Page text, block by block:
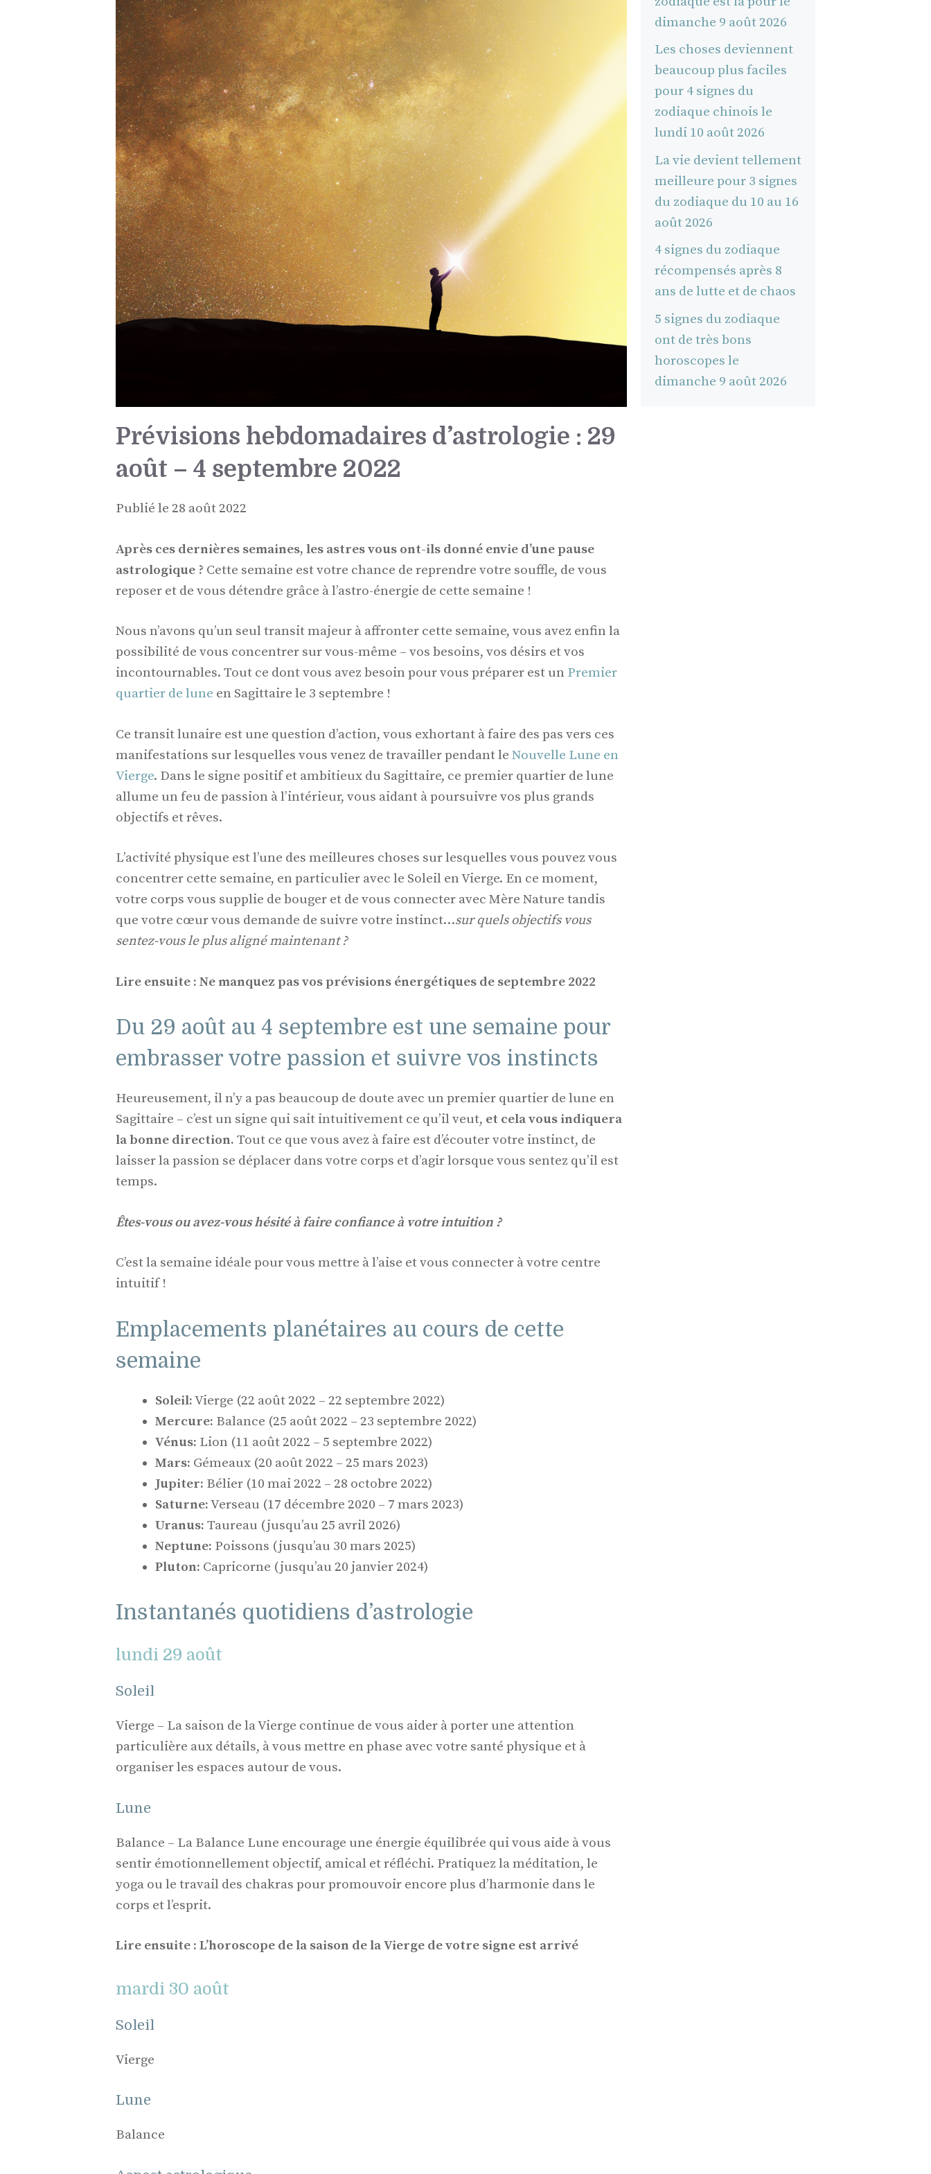
Prévisions hebdomadaires d’astrologie : 29
août – 4 septembre 2022
Publié le 28 août 2022
Après ces dernières semaines, les astres vous ont-ils donné envie d’une pause
astrologique ? Cette semaine est votre chance de reprendre votre souffle, de vous
reposer et de vous détendre grâce à l’astro-énergie de cette semaine !
Nous n’avons qu’un seul transit majeur à affronter cette semaine, vous avez enfin la
possibilité de vous concentrer sur vous-même – vos besoins, vos désirs et vos
incontournables. Tout ce dont vous avez besoin pour vous préparer est un Premier
quartier de lune en Sagittaire le 3 septembre !
Ce transit lunaire est une question d’action, vous exhortant à faire des pas vers ces
manifestations sur lesquelles vous venez de travailler pendant le Nouvelle Lune en
Vierge. Dans le signe positif et ambitieux du Sagittaire, ce premier quartier de lune
allume un feu de passion à l’intérieur, vous aidant à poursuivre vos plus grands
objectifs et rêves.
L’activité physique est l’une des meilleures choses sur lesquelles vous pouvez vous
concentrer cette semaine, en particulier avec le Soleil en Vierge. En ce moment,
votre corps vous supplie de bouger et de vous connecter avec Mère Nature tandis
que votre cœur vous demande de suivre votre instinct…sur quels objectifs vous
sentez-vous le plus aligné maintenant ?
Lire ensuite : Ne manquez pas vos prévisions énergétiques de septembre 2022
Du 29 août au 4 septembre est une semaine pour
embrasser votre passion et suivre vos instincts
Heureusement, il n’y a pas beaucoup de doute avec un premier quartier de lune en
Sagittaire – c’est un signe qui sait intuitivement ce qu’il veut, et cela vous indiquera
la bonne direction. Tout ce que vous avez à faire est d’écouter votre instinct, de
laisser la passion se déplacer dans votre corps et d’agir lorsque vous sentez qu’il est
temps.
Êtes-vous ou avez-vous hésité à faire confiance à votre intuition ?
C’est la semaine idéale pour vous mettre à l’aise et vous connecter à votre centre
intuitif !
Emplacements planétaires au cours de cette
semaine
Soleil:Vierge (22 août 2022 – 22 septembre 2022)
Mercure: Balance (25 août 2022 – 23 septembre 2022)
Vénus: Lion (11 août 2022 – 5 septembre 2022)
Mars: Gémeaux (20 août 2022 – 25 mars 2023)
Jupiter: Bélier (10 mai 2022 – 28 octobre 2022)
Saturne:Verseau (17 décembre 2020 – 7 mars 2023)
Uranus: Taureau (jusqu’au 25 avril 2026)
Neptune: Poissons (jusqu’au 30 mars 2025)
Pluton: Capricorne (jusqu’au 20 janvier 2024)
Instantanés quotidiens d’astrologie
lundi 29 août
Soleil
Vierge – La saison de la Vierge continue de vous aider à porter une attention
particulière aux détails, à vous mettre en phase avec votre santé physique et à
organiser les espaces autour de vous.
Lune
Balance – La Balance Lune encourage une énergie équilibrée qui vous aide à vous
sentir émotionnellement objectif, amical et réfléchi. Pratiquez la méditation, le
yoga ou le travail des chakras pour promouvoir encore plus d’harmonie dans le
corps et l’esprit.
Lire ensuite : L’horoscope de la saison de la Vierge de votre signe est arrivé
mardi 30 août
Soleil
Vierge
Lune
Balance
dimanche 9 août 2026
Les choses deviennent
beaucoup plus faciles
pour 4 signes du
zodiaque chinois le
lundi 10 août 2026
La vie devient tellement
meilleure pour 3 signes
du zodiaque du 10 au 16
août 2026
4 signes du zodiaque
récompensés après 8
ans de lutte et de chaos
5 signes du zodiaque
ont de très bons
horoscopes le
dimanche 9 août 2026